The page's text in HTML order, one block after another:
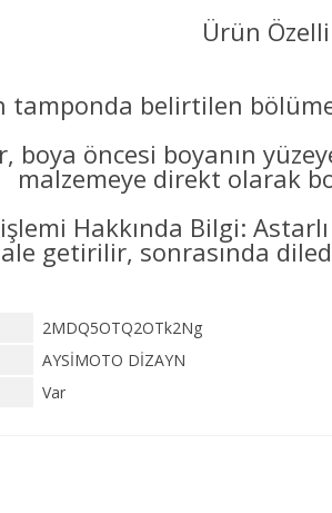
Ürün
belirtilen
öncesi boyanın yüzeye
malzemeye direkt olarak
Hakkında Bilgi:
getirilir, sonrasında
2MDQ5OTQ2OTk2Ng
AYSİMOTO DİZAYN
Var